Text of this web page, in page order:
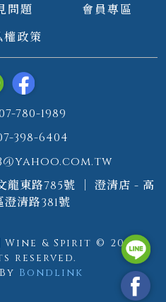
問題
會員專區
權政策
780-1989
398-6404
龍東路785號 ｜ 澄清店 - 高
澄清路381號
Wine & Spirit © 2026.
reserved.
Bondlink